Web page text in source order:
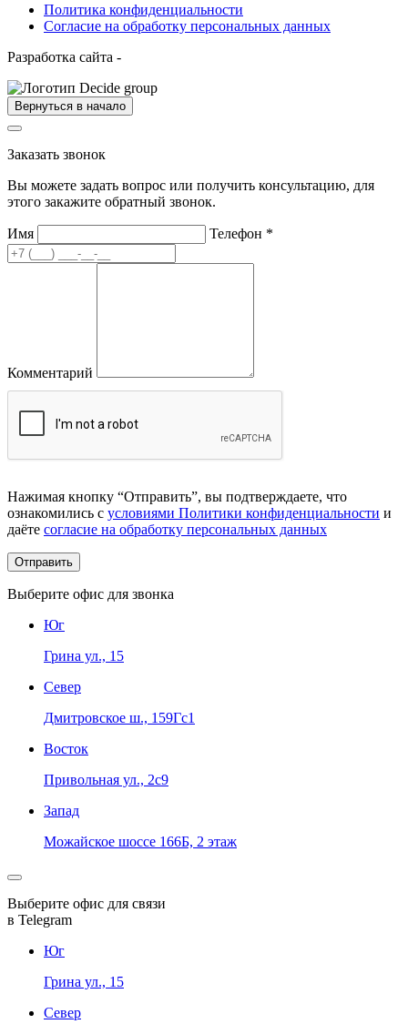
Политика конфиденциальности
Согласие на обработку персональных данных
Разработка сайта -
Вернуться в начало
Заказать звонок
Вы можете задать вопрос или получить консультацию, для
этого закажите обратный звонок.
Имя Телефон *
Комментарий
Нажимая кнопку “Отправить”, вы подтверждаете, что
ознакомились с условиями Политики конфиденциальности и
даёте согласие на обработку персональных данных
Выберите офис для звонка
Юг
Грина ул., 15
Север
Дмитровское ш., 159Гс1
Восток
Привольная ул., 2с9
Запад
Можайское шоссе 166Б, 2 этаж
Выберите офис для связи
в Telegram
Юг
Грина ул., 15
Север